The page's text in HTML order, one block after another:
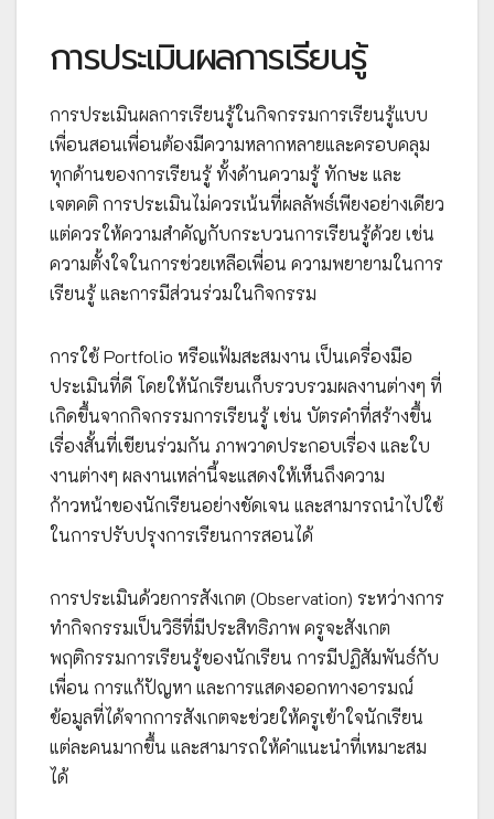
การประเมินผลการเรียนรู้
การประเมินผลการเรียนรู้ในกิจกรรมการเรียนรู้แบบ
เพื่อนสอนเพื่อนต้องมีความหลากหลายและครอบคลุม
ทุกด้านของการเรียนรู้ ทั้งด้านความรู้ ทักษะ และ
เจตคติ การประเมินไม่ควรเน้นที่ผลลัพธ์เพียงอย่างเดียว
แต่ควรให้ความสำคัญกับกระบวนการเรียนรู้ด้วย เช่น
ความตั้งใจในการช่วยเหลือเพื่อน ความพยายามในการ
เรียนรู้ และการมีส่วนร่วมในกิจกรรม
การใช้ Portfolio หรือแฟ้มสะสมงาน เป็นเครื่องมือ
ประเมินที่ดี โดยให้นักเรียนเก็บรวบรวมผลงานต่างๆ ที่
เกิดขึ้นจากกิจกรรมการเรียนรู้ เช่น บัตรคำที่สร้างขึ้น
เรื่องสั้นที่เขียนร่วมกัน ภาพวาดประกอบเรื่อง และใบ
งานต่างๆ ผลงานเหล่านี้จะแสดงให้เห็นถึงความ
ก้าวหน้าของนักเรียนอย่างชัดเจน และสามารถนำไปใช้
ในการปรับปรุงการเรียนการสอนได้
การประเมินด้วยการสังเกต (Observation) ระหว่างการ
ทำกิจกรรมเป็นวิธีที่มีประสิทธิภาพ ครูจะสังเกต
พฤติกรรมการเรียนรู้ของนักเรียน การมีปฏิสัมพันธ์กับ
เพื่อน การแก้ปัญหา และการแสดงออกทางอารมณ์
ข้อมูลที่ได้จากการสังเกตจะช่วยให้ครูเข้าใจนักเรียน
แต่ละคนมากขึ้น และสามารถให้คำแนะนำที่เหมาะสม
ได้